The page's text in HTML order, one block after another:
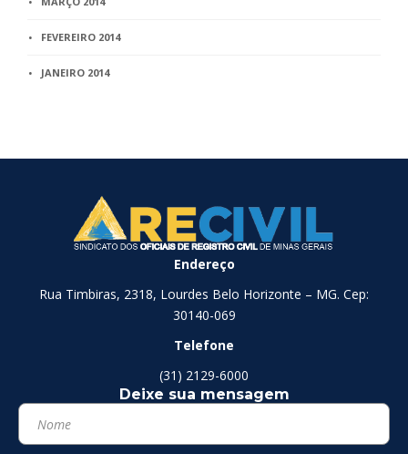
FEVEREIRO 2014
JANEIRO 2014
Endereço
Rua Timbiras, 2318, Lourdes Belo Horizonte – MG. Cep:
30140-069
Telefone
(31) 2129-6000
Deixe sua mensagem